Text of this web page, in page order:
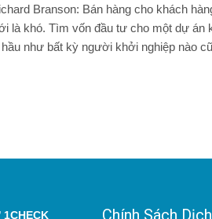
Branson: Bán hàng cho khách
là khó. Tìm vốn đầu tư cho một dự án
như bất kỳ người khởi nghiệp nào
1CHECK